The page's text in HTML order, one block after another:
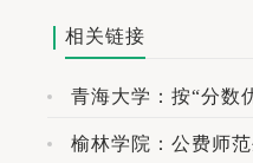
相关链接
青海大学：按“分数
榆林学院：公费师